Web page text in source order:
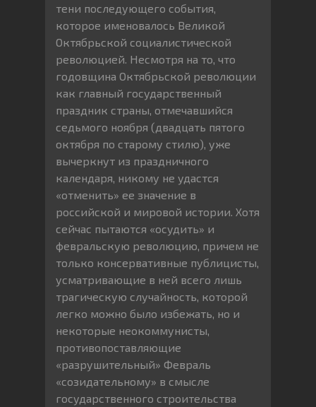
тени последующего события,
которое именовалось Великой
Октябрьской социалистической
революцией. Несмотря на то, что
годовщина Октябрьской революции
как главный государственный
праздник страны, отмечавшийся
седьмого ноября (двадцать пятого
октября по старому стилю), уже
вычеркнут из праздничного
календаря, никому не удастся
«отменить» ее значение в
российской и мировой истории. Хотя
сейчас пытаются «осудить» и
февральскую революцию, причем не
только консервативные публицисты,
усматривающие в ней всего лишь
трагическую случайность, которой
легко можно было избежать, но и
некоторые неокоммунисты,
противопоставляющие
«разрушительный» Февраль
«созидательному» в смысле
государственного строительства